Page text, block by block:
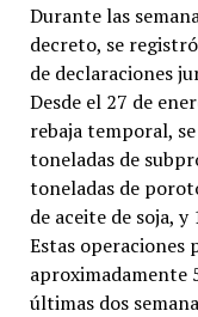
Durante las
decreto, se
de declaraciones
Desde el 27 de
rebaja temporal,
toneladas de
toneladas de
de aceite de soja,
Estas
aproximadamente
últimas dos